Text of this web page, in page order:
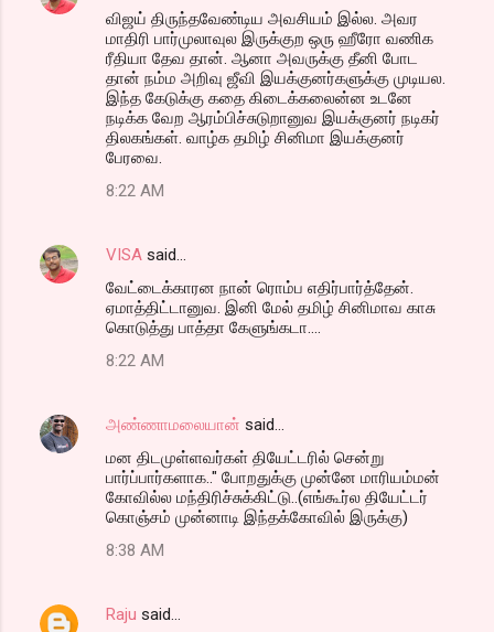
விஜய் திருந்தவேண்டிய அவசியம் இல்ல. அவர
மாதிரி பார்முலாவுல இருக்குற ஒரு ஹீரோ வணிக
ரீதியா தேவ தான். ஆனா அவருக்கு தீனி போட
தான் நம்ம அறிவு ஜீவி இயக்குனர்களுக்கு முடியல.
இந்த கேடுக்கு கதை கிடைக்கலைன்ன உடனே
நடிக்க வேற ஆரம்பிச்சுடுறானுவ இயக்குனர் நடிகர்
திலகங்கள். வாழ்க தமிழ் சினிமா இயக்குனர்
பேரவை.
8:22 AM
VISA said…
வேட்டைக்காரன நான் ரொம்ப எதிர்பார்த்தேன்.
ஏமாத்திட்டானுவ. இனி மேல் தமிழ் சினிமாவ காசு
கொடுத்து பாத்தா கேளுங்கடா....
8:22 AM
அண்ணாமலையான் said…
மன திடமுள்ளவர்கள் தியேட்டரில் சென்று
பார்ப்பார்களாக.." போறதுக்கு முன்னே மாரியம்மன்
கோவில்ல மந்திரிச்சுக்கிட்டு..(எங்கூர்ல தியேட்டர்
கொஞ்சம் முன்னாடி இந்தக்கோவில் இருக்கு)
8:38 AM
Raju said…